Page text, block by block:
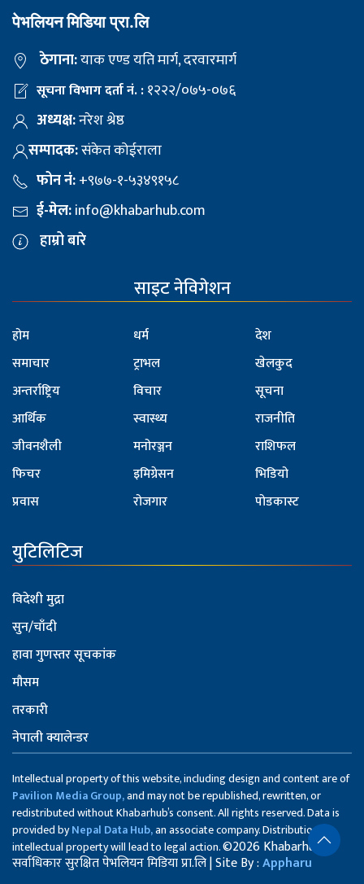
पेभलियन मिडिया प्रा.लि
ठेगाना:याक एण्ड यति मार्ग, दरवारमार्ग
सूचना विभाग दर्ता नं. :१२२२/०७५-०७६
अध्यक्ष:नरेश श्रेष्ठ
सम्पादक:संकेत कोईराला
फोन नं:+९७७-१-५३४९१५८
ई-मेल:info@khabarhub.com
हाम्रो बारे
साइट नेविगेशन
होम
समाचार
अन्तर्राष्ट्रिय
आर्थिक
जीवनशैली
फिचर
प्रवास
धर्म
ट्राभल
विचार
स्वास्थ्य
मनोरञ्जन
इमिग्रेसन
रोजगार
देश
खेलकुद
सूचना
राजनीति
राशिफल
भिडियो
पोडकास्ट
युटिलिटिज
विदेशी मुद्रा
सुन/चाँदी
हावा गुणस्तर सूचकांक
मौसम
तरकारी
नेपाली क्यालेन्डर
Intellectual property of this website, including design and content are of
Pavilion Media Group,and may not be republished, rewritten, or
redistributed without Khabarhub’s consent. All rights reserved. Data is
provided byNepal Data Hub,an associate company. Distribution of
intellectual property will lead to legal action.©2026 Khabarhub
सर्वाधिकार सुरक्षित पेभलियन मिडिया प्रा.लि | Site By :Appharu